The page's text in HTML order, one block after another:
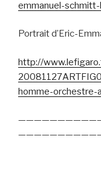
emmanuel-
Portrait d’Eric-
http://
homme-orchestre-